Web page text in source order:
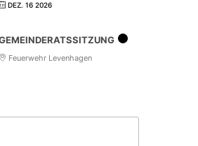
DEZ. 16 2026
Feuerwehr Levenhagen